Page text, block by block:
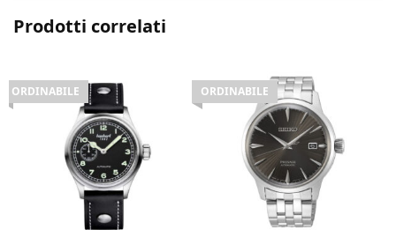
Prodotti correlati
ORDINABILE ORDINABILE